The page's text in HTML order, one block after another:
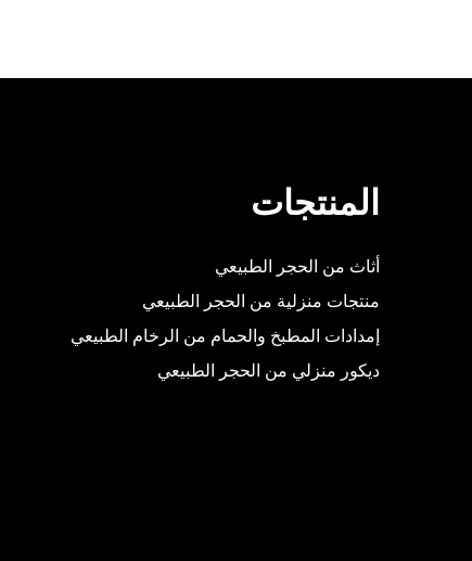
المنتجات
أثاث من الحجر الطبيعي
منتجات منزلية من الحجر الطبيعي
إمدادات المطبخ والحمام من الرخام الطبيعي
ديكور منزلي من الحجر الطبيعي